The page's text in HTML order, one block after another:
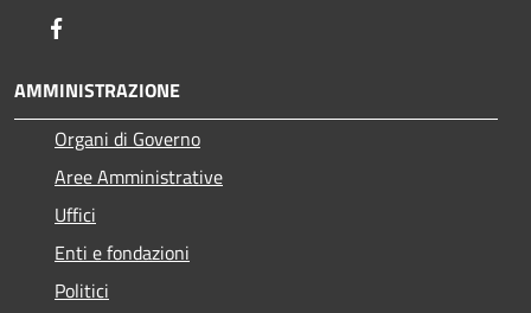
AMMINISTRAZIONE
Organi di Governo
Aree Amministrative
Uffici
Enti e fondazioni
Politici